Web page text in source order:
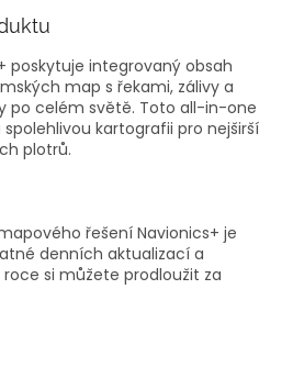
poskytuje integrovaný obsah
map s řekami, zálivy a
po celém světě. Toto all-in-one
kartografii pro nejširší
plotrů.
řešení Navionics+ je
denních aktualizací a
si můžete prodloužit za